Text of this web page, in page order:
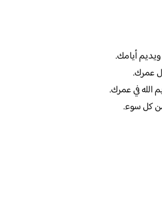
ويديم أيامك.
عمرك.
الله في عمرك.
كل سوء.